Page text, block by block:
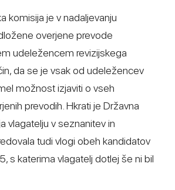
komisija je v nadaljevanju
overjene prevode
udeležencem revizijskega
da se je vsak od udeležencev
možnost izjaviti o vseh
prevodih. Hkrati je Državna
vlagatelju v seznanitev in
tudi vlogi obeh kandidatov
s katerima vlagatelj dotlej še ni bil